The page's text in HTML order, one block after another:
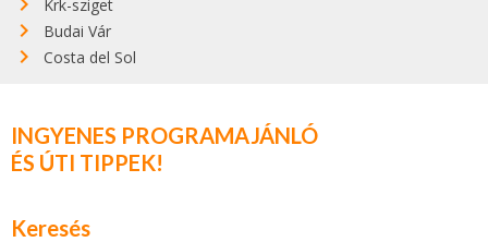
Krk-sziget
Budai Vár
Costa del Sol
INGYENES PROGRAMAJÁNLÓ
ÉS ÚTI TIPPEK!
Keresés